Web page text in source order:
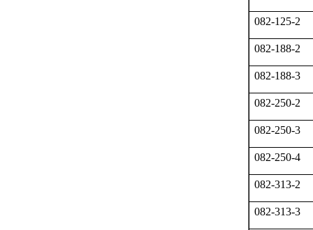
082-125-2
082-188-2
082-188-3
082-250-2
082-250-3
082-250-4
082-313-2
082-313-3